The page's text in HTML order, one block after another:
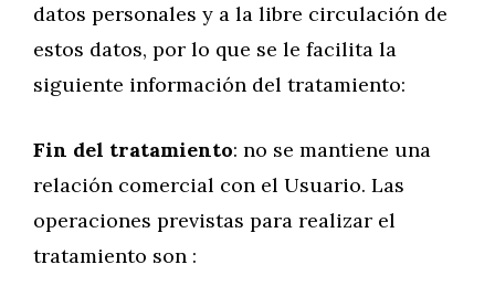
datos personales y a la libre circulación de
estos datos, por lo que se le facilita la
siguiente información del tratamiento:
Fin del tratamiento: no se mantiene una
relación comercial con el Usuario. Las
operaciones previstas para realizar el
tratamiento son :